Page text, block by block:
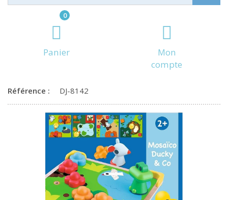
0
Panier
Mon
compte
Référence : DJ-8142